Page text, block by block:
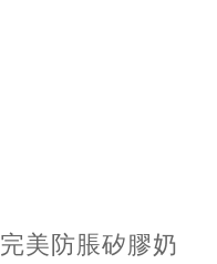
完美防脹矽膠奶